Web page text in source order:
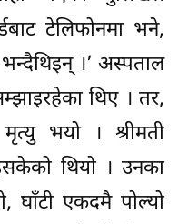
टेलिफोनमा भने,
भन्दैथिइन् ।’ अस्पताल
थिए । तर,
भयो । श्रीमती
थियो । उनका
घाँटी एकदमै पोल्यो